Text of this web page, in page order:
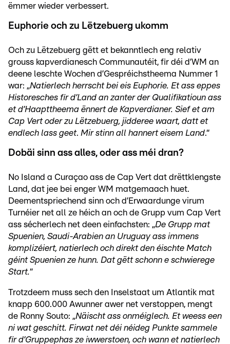
ëmmer wieder verbessert.
Euphorie och zu Lëtzebuerg ukomm
Och zu Lëtzebuerg gëtt et bekanntlech eng relativ
grouss kapverdianesch Communautéit, fir déi d’WM an
deene leschte Wochen d’Gespréichstheema Nummer 1
war: „Natierlech herrscht bei eis Euphorie. Et ass eppes
Historesches fir d’Land an zanter der Qualifikatioun ass
et d’Haapttheema ënnert de Kapverdianer. Sief et am
Cap Vert oder zu Lëtzebuerg, jidderee waart, datt et
endlech lass geet. Mir stinn all hannert eisem Land.“
Dobäi sinn ass alles, oder ass méi dran?
No Island a Curaçao ass de Cap Vert dat drëttklengste
Land, dat jee bei enger WM matgemaach huet.
Deementspriechend sinn och d’Erwaardunge virum
Turnéier net all ze héich an och de Grupp vum Cap Vert
ass sécherlech net deen einfachsten: „De Grupp mat
Spuenien, Saudi-Arabien an Uruguay ass immens
komplizéiert, natierlech och direkt den éischte Match
géint Spuenien ze hunn. Dat gëtt schonn e schwierege
Start.“
Trotzdeem muss sech den Inselstaat um Atlantik mat
knapp 600.000 Awunner awer net verstoppen, mengt
de Ronny Souto: „Näischt ass onméiglech. Et weess een
ni wat geschitt. Firwat net déi néideg Punkte sammele
fir d’Gruppephas ze iwwerstoen, och wann et natierlech